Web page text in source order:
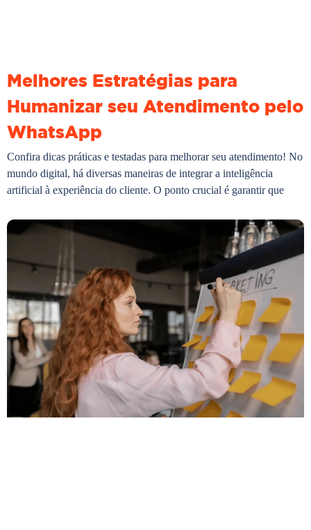
Melhores Estratégias para
Humanizar seu Atendimento pelo
WhatsApp
Confira dicas práticas e testadas para melhorar seu atendimento! No
mundo digital, há diversas maneiras de integrar a inteligência
artificial à experiência do cliente. O ponto crucial é garantir que